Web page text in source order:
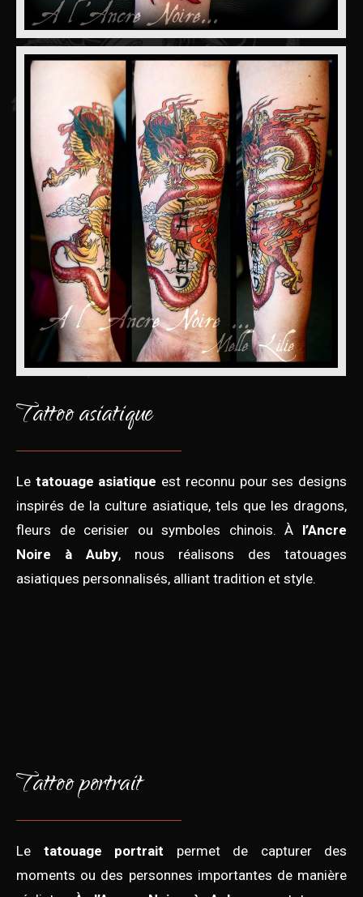
Tattoo asiatique
Le tatouage asiatique est reconnu pour ses designs
inspirés de la culture asiatique, tels que les dragons,
fleurs de cerisier ou symboles chinois. À l’Ancre
Noire à Auby, nous réalisons des tatouages
asiatiques personnalisés, alliant tradition et style.
Tattoo portrait
Le tatouage portrait permet de capturer des
moments ou des personnes importantes de manière